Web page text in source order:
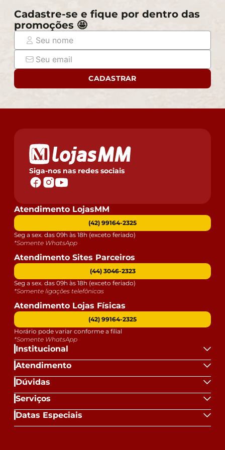
Cadastre-se e fique por dentro das
promoções 🤩
CADASTRAR
Siga-nos nas redes sociais
Institucional
Atendimento
Dúvidas
Serviços
Datas Especiais
Atendimento LojasMM
(42) 99164-2325
Seg a sex. das 09h às 18h (exceto feriado)
*Somente WhatsApp
Atendimento Sites Parceiros
(44) 3046-2323
Seg a sex. das 09h às 18h (exceto feriado)
*Somente ligações telefônicas
Atendimento Lojas Físicas
(42) 99164-2325
Horário pode variar conforme a filial
*Somente WhatsApp